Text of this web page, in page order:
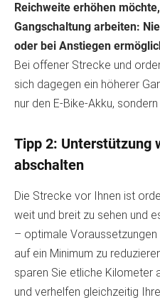
Reichweite erhöhen
Gangschaltung arbeiten:
oder bei Anstiegen
Bei offener Strecke und
sich dagegen ein höherer
nur den E-Bike-Akku,
Tipp 2: Unterstützung
abschalten
Die Strecke vor Ihnen ist
weit und breit zu sehen und
– optimale
auf ein Minimum zu
sparen Sie etliche Kilometer
und verhelfen gleichzeitig